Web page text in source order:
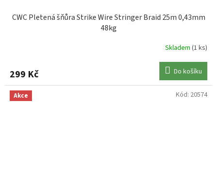
CWC Pletená šňůra Strike Wire Stringer Braid 25m 0,43mm
48kg
Skladem (1 ks)
299 Kč Do košíku
Akce Kód: 20574